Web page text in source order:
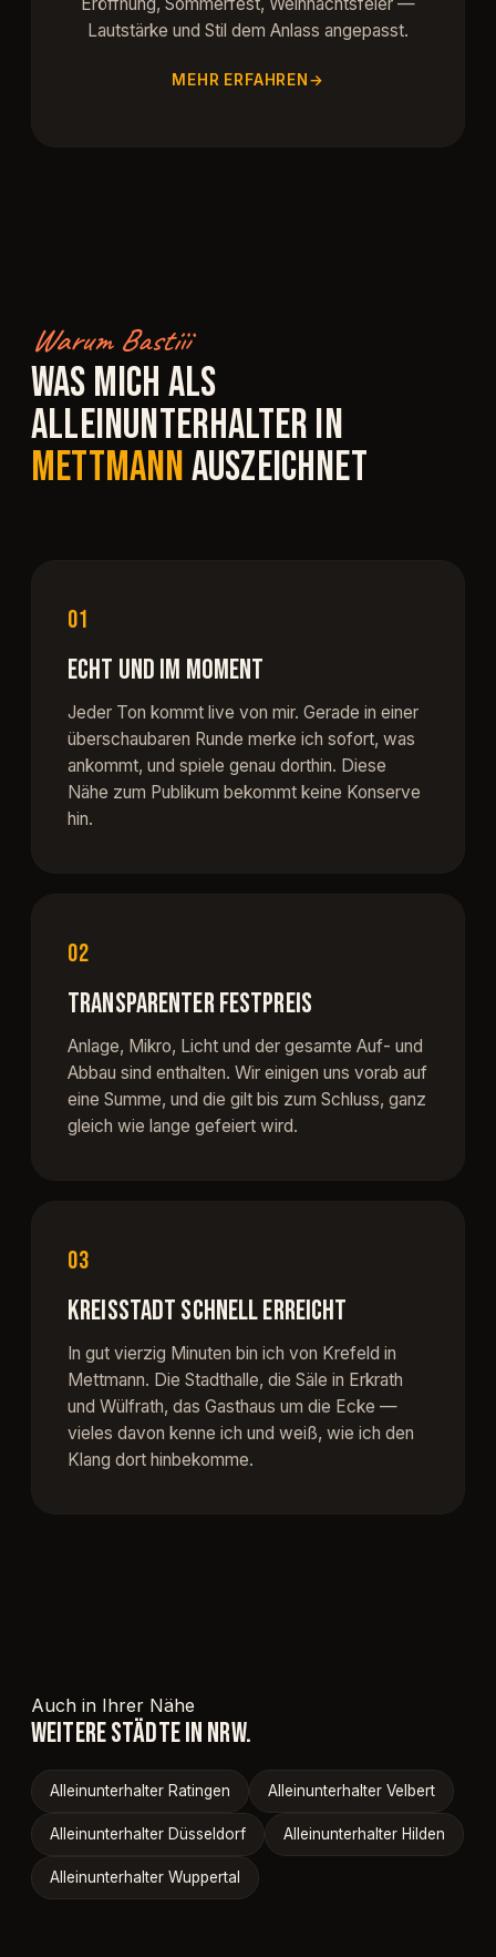
Lautstärke und Stil dem Anlass angepasst.
MEHR ERFAHREN
Warum Bastiii
WAS MICH ALS
ALLEINUNTERHALTER IN
METTMANNAUSZEICHNET
01
ECHT UND IM MOMENT
Jeder Ton kommt live von mir. Gerade in einer
überschaubaren Runde merke ich sofort, was
ankommt, und spiele genau dorthin. Diese
Nähe zum Publikum bekommt keine Konserve
hin.
02
TRANSPARENTER FESTPREIS
Anlage, Mikro, Licht und der gesamte Auf- und
Abbau sind enthalten. Wir einigen uns vorab auf
eine Summe, und die gilt bis zum Schluss, ganz
gleich wie lange gefeiert wird.
03
KREISSTADT SCHNELL ERREICHT
In gut vierzig Minuten bin ich von Krefeld in
Mettmann. Die Stadthalle, die Säle in Erkrath
und Wülfrath, das Gasthaus um die Ecke —
vieles davon kenne ich und weiß, wie ich den
Klang dort hinbekomme.
Auch in Ihrer Nähe
WEITERE STÄDTE IN NRW.
Alleinunterhalter Ratingen Alleinunterhalter Velbert
Alleinunterhalter Düsseldorf Alleinunterhalter Hilden
Alleinunterhalter Wuppertal